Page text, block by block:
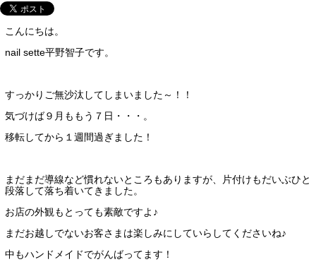
こんにちは。
nail sette平野智子です。
すっかりご無沙汰してしまいました～！！
気づけば９月ももう７日・・・。
移転してから１週間過ぎました！
まだまだ導線など慣れないところもありますが、片付けもだいぶひと
段落して落ち着いてきました。
お店の外観もとっても素敵ですよ♪
まだお越しでないお客さまは楽しみにしていらしてくださいね♪
中もハンドメイドでがんばってます！